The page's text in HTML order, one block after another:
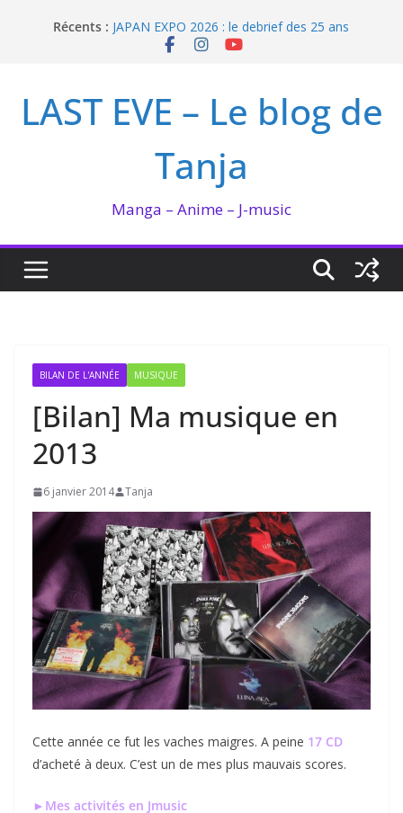
Récents : JAPAN EXPO 2026 : le debrief des 25 ans
Bilan lecture et visionnage de juillet 2026
Enomoto n’est pas un ange
LAST EVE – Le blog de
Tanja
Manga – Anime – J-music
BILAN DE L'ANNÉE MUSIQUE
[Bilan] Ma musique en
2013
6 janvier 2014 Tanja
Cette année ce fut les vaches maigres. A peine 17 CD
d’acheté à deux. C’est un de mes plus mauvais scores.
►Mes activités en Jmusic